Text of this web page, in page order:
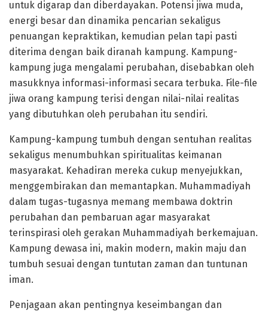
untuk digarap dan diberdayakan. Potensi jiwa muda,
energi besar dan dinamika pencarian sekaligus
penuangan kepraktikan, kemudian pelan tapi pasti
diterima dengan baik diranah kampung. Kampung-
kampung juga mengalami perubahan, disebabkan oleh
masukknya informasi-informasi secara terbuka. File-file
jiwa orang kampung terisi dengan nilai-nilai realitas
yang dibutuhkan oleh perubahan itu sendiri.
Kampung-kampung tumbuh dengan sentuhan realitas
sekaligus menumbuhkan spiritualitas keimanan
masyarakat. Kehadiran mereka cukup menyejukkan,
menggembirakan dan memantapkan. Muhammadiyah
dalam tugas-tugasnya memang membawa doktrin
perubahan dan pembaruan agar masyarakat
terinspirasi oleh gerakan Muhammadiyah berkemajuan.
Kampung dewasa ini, makin modern, makin maju dan
tumbuh sesuai dengan tuntutan zaman dan tuntunan
iman.
Penjagaan akan pentingnya keseimbangan dan